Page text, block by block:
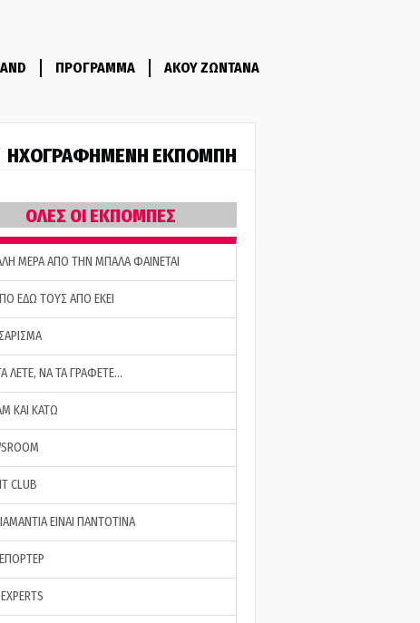
ΠΡΟΓΡΑΜΜΑ ΑΚΟΥ ΖΩΝΤΑΝΑ
ΗΧΟΓΡΑΦΗΜΕΝΗ ΕΚΠΟΜΠΗ
ΟΛΕΣ ΟΙ ΕΚΠΟΜΠΕΣ
ΜΕΡΑ ΑΠΟ ΤΗΝ ΜΠΑΛΑ ΦΑΙΝΕΤΑΙ
ΕΔΩ ΤΟΥΣ ΑΠΟ ΕΚΕΙ
ΛΕΤΕ, ΝΑ ΤΑ ΓΡΑΦΕΤΕ…
ΚΑΙ ΚΑΤΩ
CLUB
ΕΙΝΑΙ ΠΑΝΤΟΤΙΝΑ